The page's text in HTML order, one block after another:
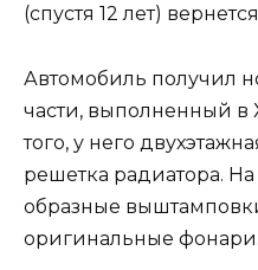
(спустя 12 лет)
Автомобиль получил
части, выполненный в
того, у него
решетка радиатора. На
образные
оригинальные фонари.